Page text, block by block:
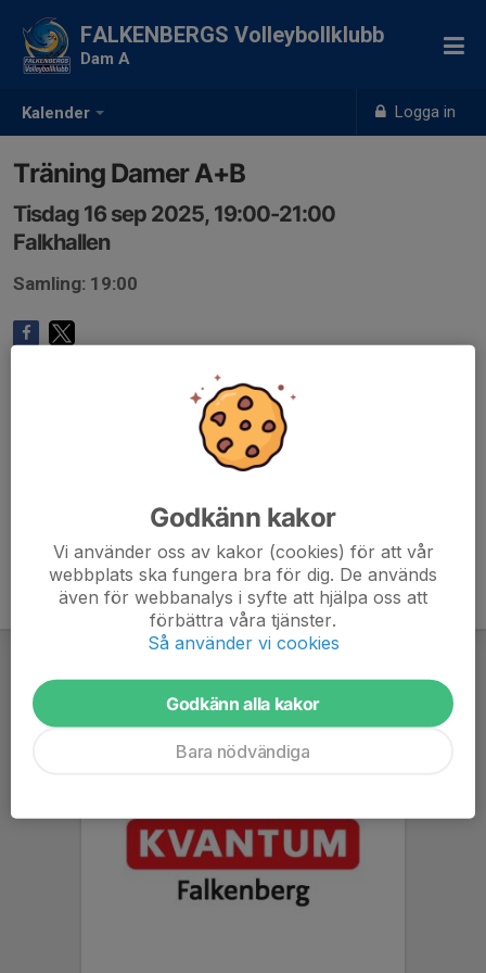
Kalender Logga in
FALKENBERGS Volleybollklubb
Dam A
Träning Damer A+B
Tisdag 16 sep 2025, 19:00-21:00
Falkhallen
Samling: 19:00
Godkänn kakor
Vi använder oss av kakor (cookies) för att vår
webbplats ska fungera bra för dig. De används
även för webbanalys i syfte att hjälpa oss att
förbättra våra tjänster.
Så använder vi cookies
Godkänn alla kakor
Bara nödvändiga